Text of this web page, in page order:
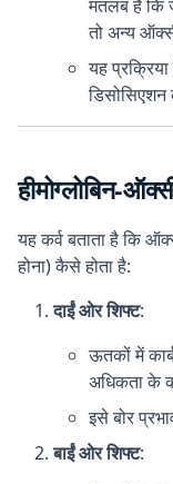
मतलब है कि
तो अन्य
यह
डिसोसिएशन
हीमोग्लोबिन-
यह कर्व बताता है कि
होना) कैसे होता है:
दाईं ओर शिफ्ट:
ऊतकों में
अधिकता के
इसे बोर
बाईं ओर शिफ्ट: